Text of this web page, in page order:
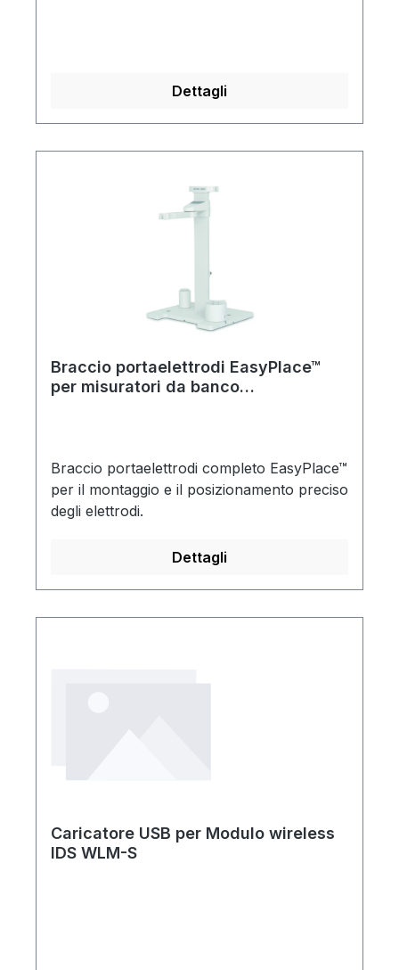
Dettagli
Braccio portaelettrodi EasyPlace™
per misuratori da banco
Braccio portaelettrodi completo EasyPlace™
per il montaggio e il posizionamento preciso
degli elettrodi.
Dettagli
Caricatore USB per Modulo wireless
IDS WLM-S